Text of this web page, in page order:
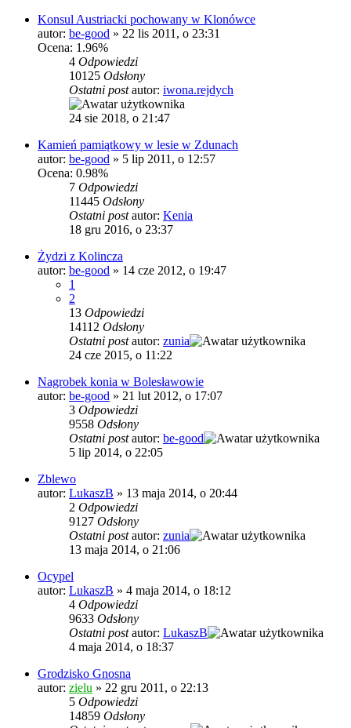
Konsul Austriacki pochowany w Klonówce
autor: be-good » 22 lis 2011, o 23:31
Ocena: 1.96%
4 Odpowiedzi
10125 Odsłony
Ostatni postautor: iwona.rejdych
24 sie 2018, o 21:47
Kamień pamiątkowy w lesie w Zdunach
autor: be-good » 5 lip 2011, o 12:57
Ocena: 0.98%
7 Odpowiedzi
11445 Odsłony
Ostatni postautor: Kenia
18 gru 2016, o 23:37
Żydzi z Kolincza
autor: be-good » 14 cze 2012, o 19:47
1
2
13 Odpowiedzi
14112 Odsłony
Ostatni postautor: zunia
24 cze 2015, o 11:22
Nagrobek konia w Bolesławowie
autor: be-good » 21 lut 2012, o 17:07
3 Odpowiedzi
9558 Odsłony
Ostatni postautor: be-good
5 lip 2014, o 22:05
Zblewo
autor: LukaszB » 13 maja 2014, o 20:44
2 Odpowiedzi
9127 Odsłony
Ostatni postautor: zunia
13 maja 2014, o 21:06
Ocypel
autor: LukaszB » 4 maja 2014, o 18:12
4 Odpowiedzi
9633 Odsłony
Ostatni postautor: LukaszB
4 maja 2014, o 18:37
Grodzisko Gnosna
autor: zielu » 22 gru 2011, o 22:13
5 Odpowiedzi
14859 Odsłony